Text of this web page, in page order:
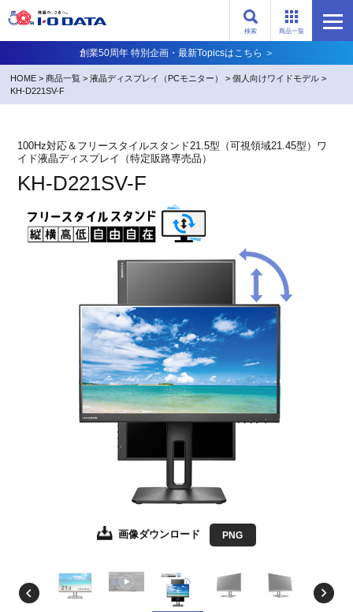
検索 商品一覧
創業50周年 特別企画・最新Topicsはこちら ＞
HOME >商品一覧 >液晶ディスプレイ（PCモニター） >個人向けワイドモデル >
KH-D221SV-F
100Hz対応＆フリースタイルスタンド21.5型（可視領域21.45型）ワ
イド液晶ディスプレイ（特定販路専売品）
KH-D221SV-F
画像ダウンロード PNG
画像ダウンロード JPEG EPS形式
画像ダウンロード JPEG EPS形式
画像ダウンロード JPEG EPS形式
画像ダウンロード JPEG EPS形式
画像ダウンロード JPEG EPS形式
画像ダウンロード JPEG EPS形式
画像ダウンロード JPEG EPS形式
画像ダウンロード JPEG EPS形式